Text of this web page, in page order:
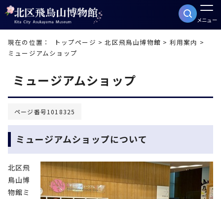
メニュー
現在の位置： トップページ >北区飛鳥山博物館 > 利用案内 >
ミュージアムショップ
ミュージアムショップ
ページ番号1018325
ミュージアムショップについて
北区飛
鳥山博
物館ミ